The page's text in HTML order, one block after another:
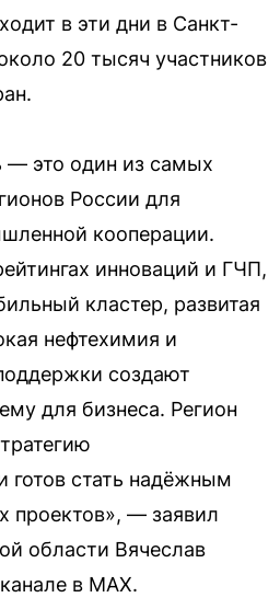
в эти дни в Санкт-
20 тысяч участников
— это один из самых
России для
кооперации.
инноваций и ГЧП,
кластер, развитая
нефтехимия и
создают
для бизнеса. Регион
готов стать надёжным
проектов», — заявил
области Вячеслав
в МАХ.